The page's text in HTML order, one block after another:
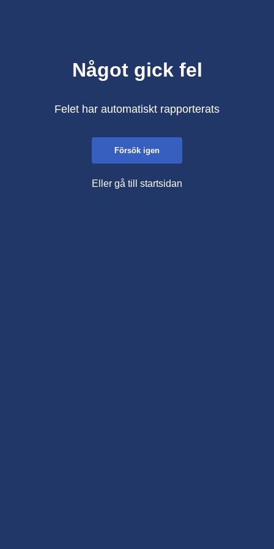
Något gick fel
Felet har automatiskt rapporterats
Försök igen
Eller gå till startsidan